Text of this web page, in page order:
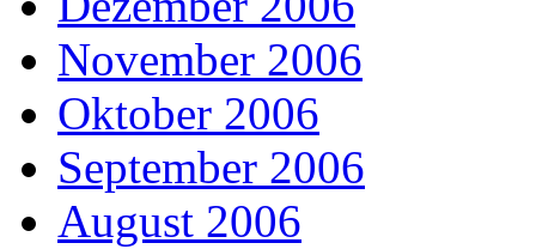
November 2006
Oktober 2006
September 2006
August 2006